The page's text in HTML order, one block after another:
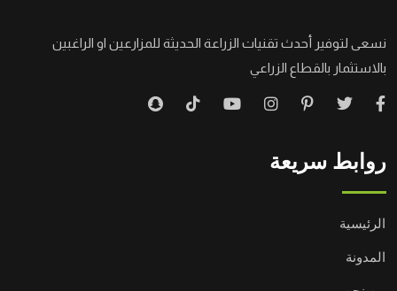
نسعى لتوفير أحدث تقنيات الزراعة الحديثة للمزارعين او الراغبين
بالاستثمار بالقطاع الزراعي
روابط سريعة
الرئيسية
المدونة